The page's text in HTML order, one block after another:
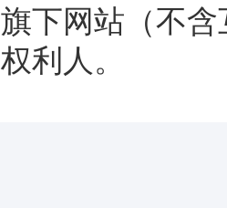
旗下网站（不
权利人。